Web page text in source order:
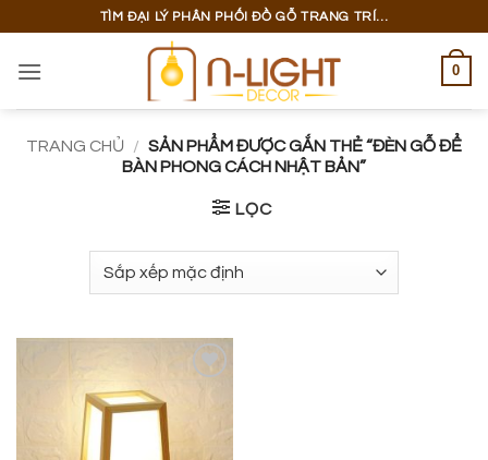
nội
TÌM ĐẠI LÝ PHÂN PHỐI ĐỒ GỖ TRANG TRÍ...
0
TRANG CHỦ / SẢN PHẨM ĐƯỢC GẮN THẺ “ĐÈN GỖ ĐỂ
BÀN PHONG CÁCH NHẬT BẢN”
LỌC